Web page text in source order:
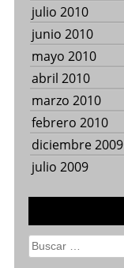
julio 2010
junio 2010
mayo 2010
abril 2010
marzo 2010
febrero 2010
diciembre 2009
julio 2009
Buscar: